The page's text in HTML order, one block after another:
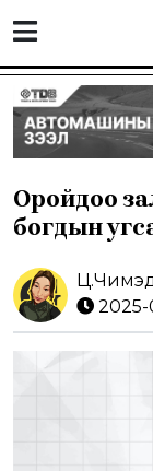
Оройдоо
богдын